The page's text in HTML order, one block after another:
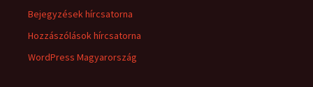
Bejegyzések hírcsatorna
Hozzászólások hírcsatorna
WordPress Magyarország